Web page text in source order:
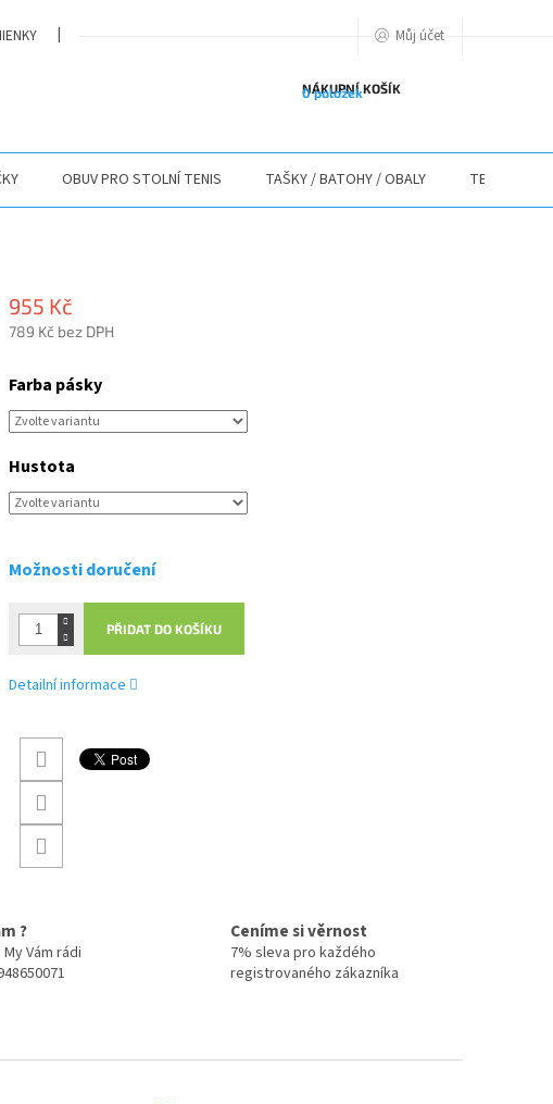
O NÁS
Můj účet
NÁKUPNÍ KOŠÍK
0 položek
OBUV PRO STOLNÍ TENIS TAŠKY / BATOHY / OBALY TEXTIL
955 Kč
789 Kč bez DPH
cena:
Farba pásky
Hustota
Možnosti doručení
PŘIDAT DO KOŠÍKU
Detailní informace
?
Vám rádi
Ceníme si věrnost
7% sleva pro každého
registrovaného zákazníka